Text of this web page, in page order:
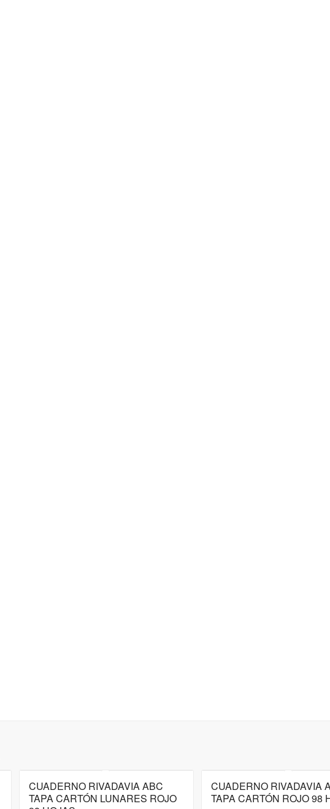
CUADERNO RIVADAVIA ABC
TAPA CARTÓN LUNARES ROJO
CUADERNO RIVADAVIA
TAPA CARTÓN ROJO 98